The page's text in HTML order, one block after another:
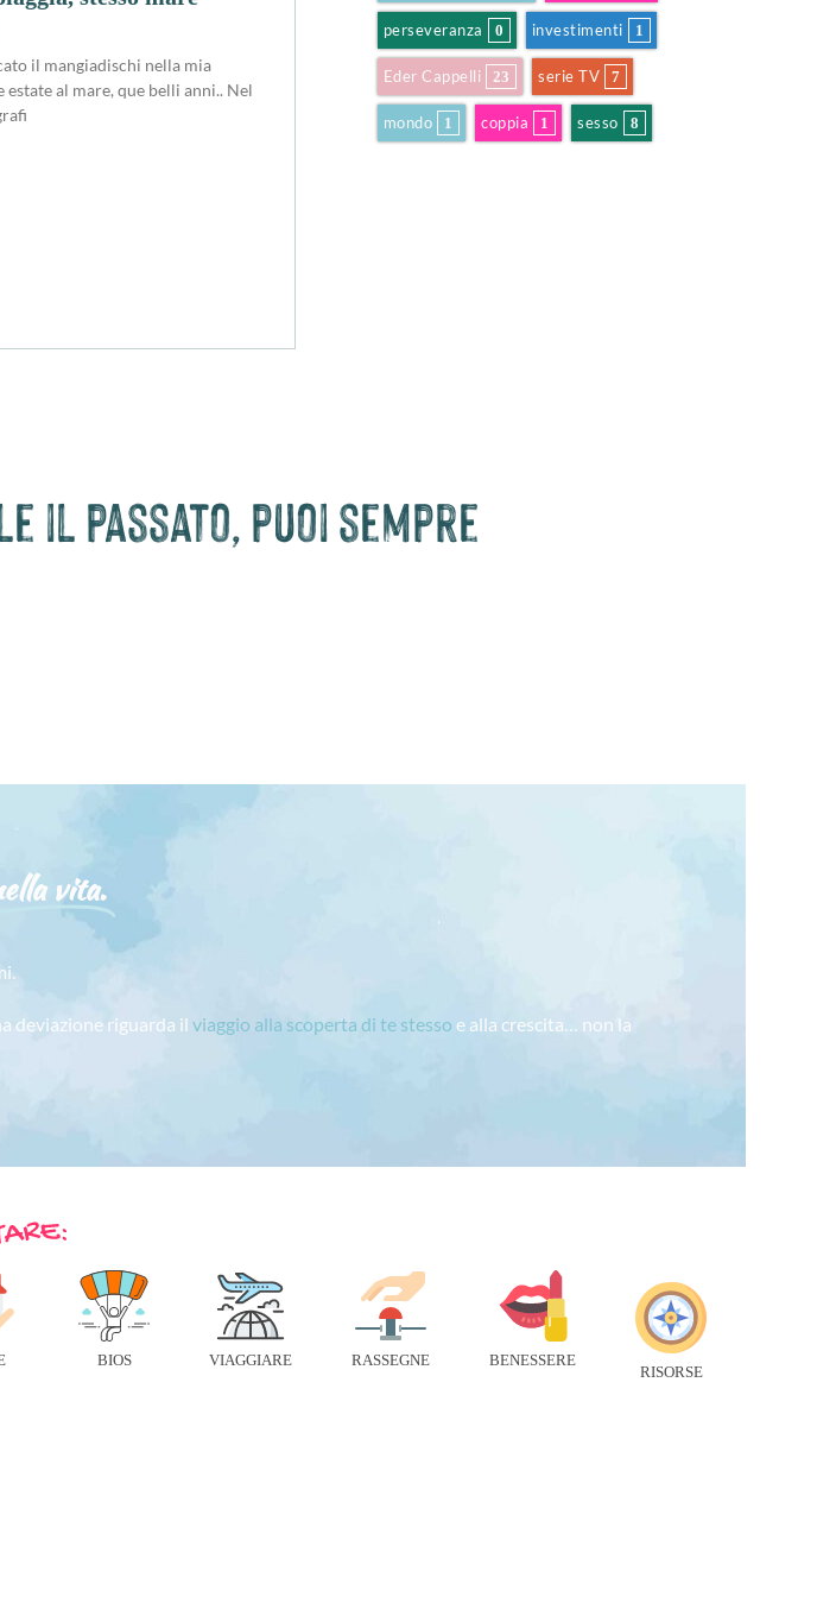
il mangiadischi nella mia
al mare, que belli anni.. Nel
perseveranza 0 investimenti 1
Eder Cappelli 23 serie TV 7
mondo 1 coppia 1 sesso 8
il passato, puoi sempre
vita.
deviazione riguarda ilviaggio alla scoperta di te stesso e alla crescita… non la
BIOS VIAGGIARE RASSEGNE BENESSERE
RISORSE